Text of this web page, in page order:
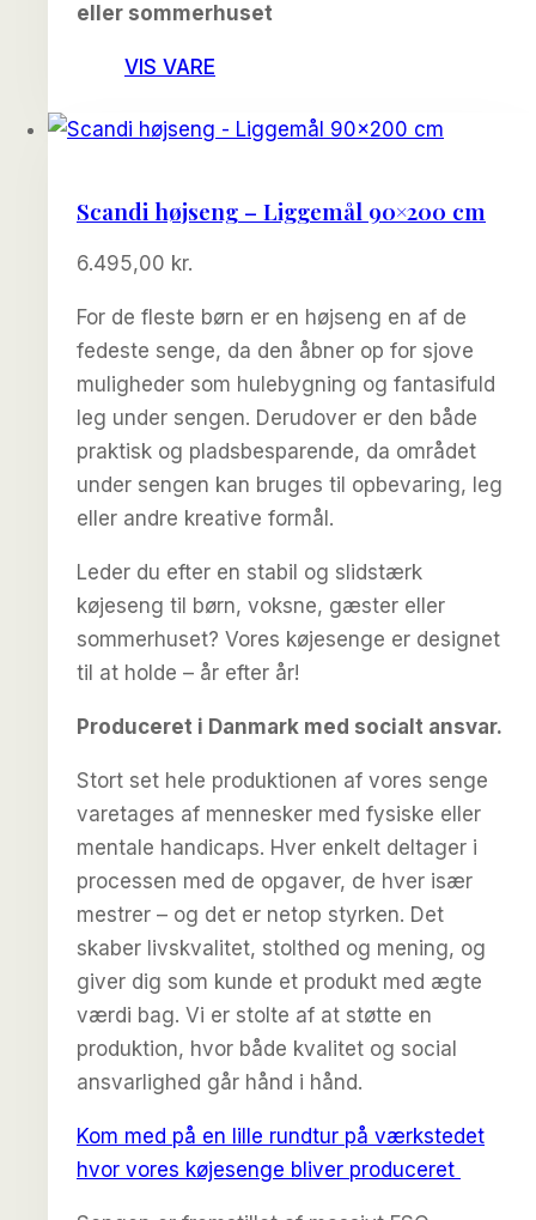
eller sommerhuset
VIS VARE
Scandi højseng – Liggemål 90×200 cm
6.495,00 kr.
For de fleste børn er en højseng en af de
fedeste senge, da den åbner op for sjove
muligheder som hulebygning og fantasifuld
leg under sengen. Derudover er den både
praktisk og pladsbesparende, da området
under sengen kan bruges til opbevaring, leg
eller andre kreative formål.
Leder du efter en stabil og slidstærk
køjeseng til børn, voksne, gæster eller
sommerhuset? Vores køjesenge er designet
til at holde – år efter år!
Produceret i Danmark med socialt ansvar.
Stort set hele produktionen af vores senge
varetages af mennesker med fysiske eller
mentale handicaps. Hver enkelt deltager i
processen med de opgaver, de hver især
mestrer – og det er netop styrken. Det
skaber livskvalitet, stolthed og mening, og
giver dig som kunde et produkt med ægte
værdi bag. Vi er stolte af at støtte en
produktion, hvor både kvalitet og social
ansvarlighed går hånd i hånd.
Kom med på en lille rundtur på værkstedet
hvor vores køjesenge bliver produceret